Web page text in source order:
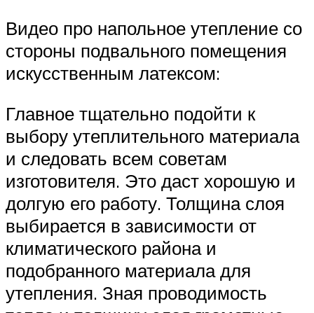
Видео про напольное утепление со
стороны подвального помещения
искусственным латексом:
Главное тщательно подойти к
выбору утеплительного материала
и следовать всем советам
изготовителя. Это даст хорошую и
долгую его работу. Толщина слоя
выбирается в зависимости от
климатического района и
подобранного материала для
утепления. Зная проводимость